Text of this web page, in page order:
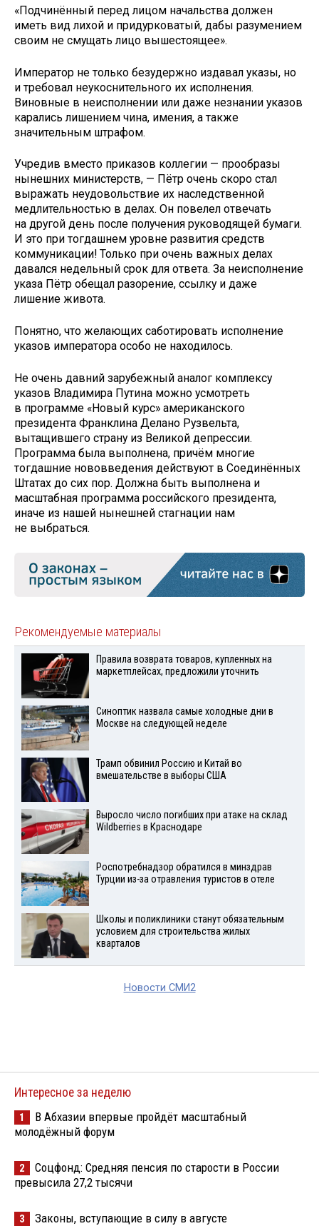
«Подчинённый перед лицом начальства должен
иметь вид лихой и придурковатый, дабы разумением
своим не смущать лицо вышестоящее».
Император не только безудержно издавал указы, но
и требовал неукоснительного их исполнения.
Виновные в неисполнении или даже незнании указов
карались лишением чина, имения, а также
значительным штрафом.
Учредив вместо приказов коллегии — прообразы
нынешних министерств, — Пётр очень скоро стал
выражать неудовольствие их наследственной
медлительностью в делах. Он повелел отвечать
на другой день после получения руководящей бумаги.
И это при тогдашнем уровне развития средств
коммуникации! Только при очень важных делах
давался недельный срок для ответа. За неисполнение
указа Пётр обещал разорение, ссылку и даже
лишение живота.
Понятно, что желающих саботировать исполнение
указов императора особо не находилось.
Не очень давний зарубежный аналог комплексу
указов Владимира Путина можно усмотреть
в программе «Новый курс» американского
президента Франклина Делано Рузвельта,
вытащившего страну из Великой депрессии.
Программа была выполнена, причём многие
тогдашние нововведения действуют в Соединённых
Штатах до сих пор. Должна быть выполнена и
масштабная программа российского президента,
иначе из нашей нынешней стагнации нам
не выбраться.
Рекомендуемые материалы
Правила возврата товаров, купленных на
маркетплейсах, предложили уточнить
Синоптик назвала самые холодные дни в
Москве на следующей неделе
Трамп обвинил Россию и Китай во
вмешательстве в выборы США
Выросло число погибших при атаке на склад
Wildberries в Краснодаре
Роспотребнадзор обратился в минздрав
Турции из-за отравления туристов в отеле
Школы и поликлиники станут обязательным
условием для строительства жилых
кварталов
Новости СМИ2
Интересное за неделю
1
В Абхазии впервые пройдёт масштабный
молодёжный форум
2
Соцфонд: Средняя пенсия по старости в России
превысила 27,2 тысячи
3 Законы, вступающие в силу в августе